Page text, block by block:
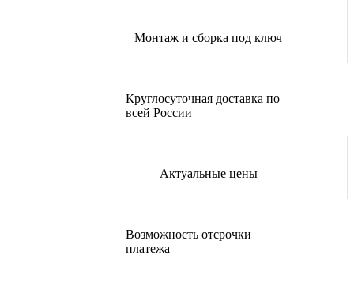
Монтаж и сборка под ключ
Круглосуточная доставка по
всей России
Актуальные цены
Возможность отсрочки
платежа